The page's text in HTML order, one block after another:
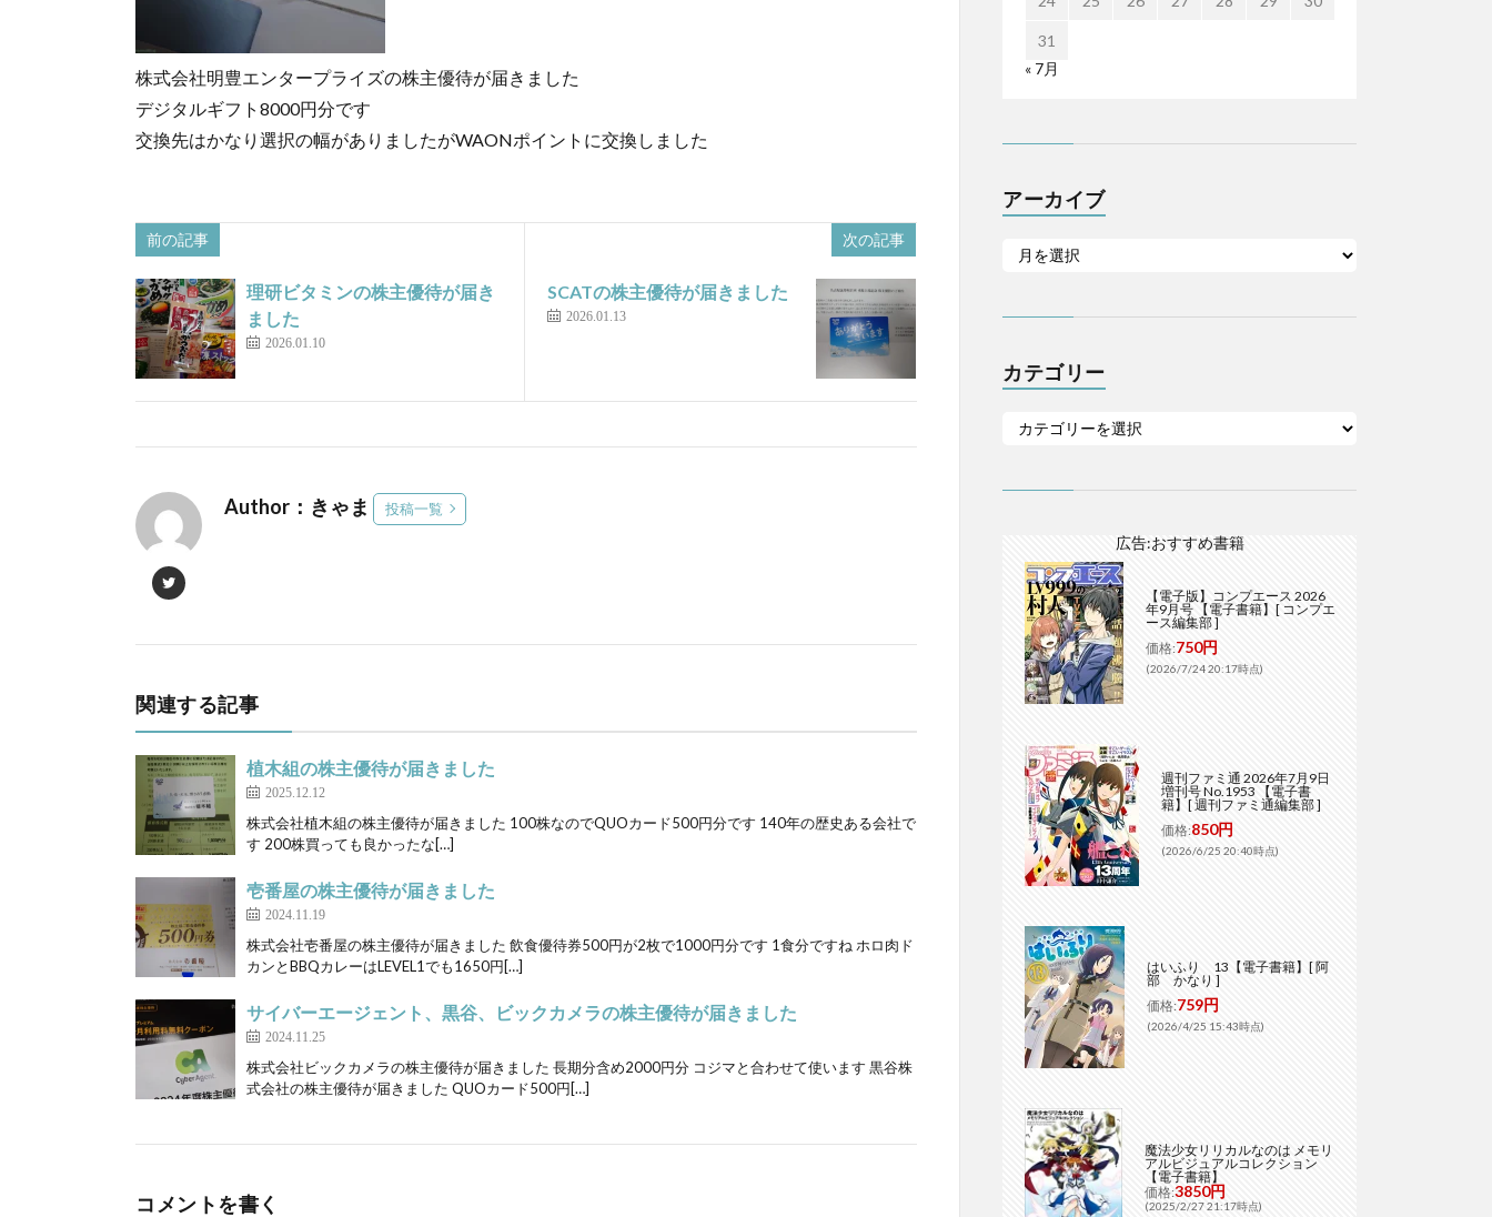
株式会社明豊エンタープライズの株主優待が届きました
デジタルギフト8000円分です
交換先はかなり選択の幅がありましたがWAONポイントに交換しました
前の記事
理研ビタミンの株主優待が届き
ました
2026.01.10
次の記事
SCATの株主優待が届きました
2026.01.13
Author：きゃま 投稿一覧
関連する記事
植木組の株主優待が届きました
2025.12.12
株式会社植木組の株主優待が届きました 100株なのでQUOカード500円分です 140年の歴史ある会社で
す 200株買っても良かったな[…]
壱番屋の株主優待が届きました
2024.11.19
株式会社壱番屋の株主優待が届きました 飲食優待券500円が2枚で1000円分です 1食分ですね ホロ肉ド
カンとBBQカレーはLEVEL1でも1650円[…]
サイバーエージェント、黒谷、ビックカメラの株主優待が届きました
2024.11.25
株式会社ビックカメラの株主優待が届きました 長期分含め2000円分 コジマと合わせて使います 黒谷株
式会社の株主優待が届きました QUOカード500円[…]
コメントを書く
31
« 7月
アーカイブ
カテゴリー
広告:おすすめ書籍
【電子版】コンプエース 2026
年9月号 【電子書籍】[ コンプエ
ース編集部 ]
価格:750円
(2026/7/24 20:17時点)
週刊ファミ通 2026年7月9日
増刊号 No.1953 【電子書
籍】[ 週刊ファミ通編集部 ]
価格:850円
(2026/6/25 20:40時点)
はいふり 13【電子書籍】[ 阿
部 かなり ]
価格:759円
(2026/4/25 15:43時点)
魔法少女リリカルなのは メモリ
アルビジュアルコレクション
【電子書籍】
価格:3850円
(2025/2/27 21:17時点)